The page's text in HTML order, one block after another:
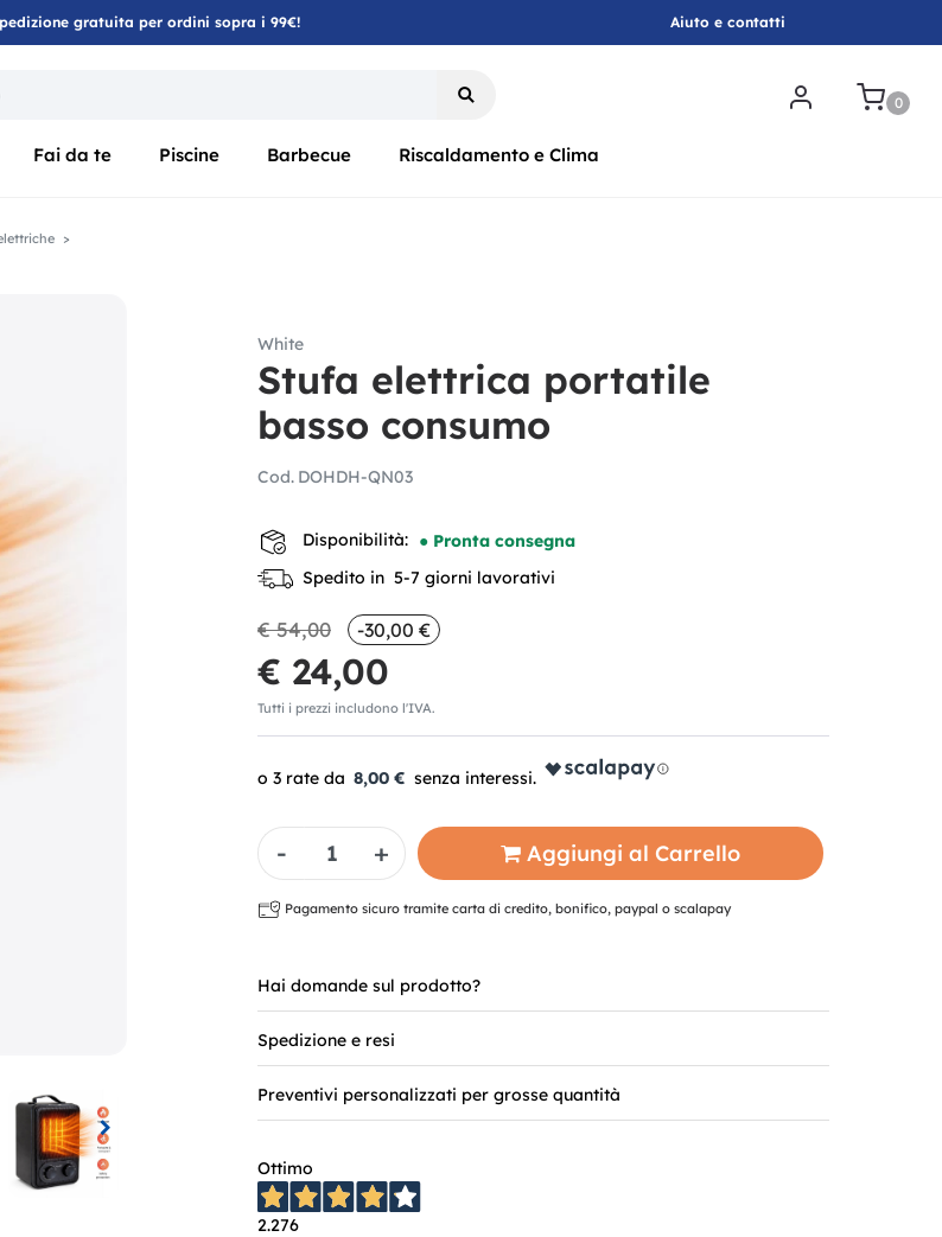
gratuita per ordini sopra i 99€! Aiuto e contatti
0
Fai da te Piscine Barbecue Riscaldamento e Clima
White
Stufa elettrica portatile
basso consumo
Cod. DOHDH-QN03
Disponibilità: ● Pronta consegna
Spedito in 5-7 giorni lavorativi
€ 54,00 -30,00 €
€ 24,00
Tutti i prezzi includono l'IVA.
8,00 €
Quantità
Aggiungi al Carrello
Pagamento sicuro tramite carta di credito, bonifico, paypal o scalapay
Hai domande sul prodotto?
Spedizione e resi
Preventivi personalizzati per grosse quantità
Ottimo
2.276